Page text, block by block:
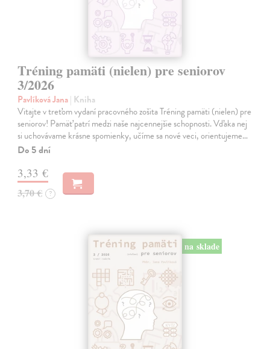
Tréning pamäti (nielen) pre seniorov
3/2026
Pavlíková Jana| Kniha
Vitajte v treťom vydaní pracovného zošita Tréning pamäti (nielen) pre
seniorov! Pamäť patrí medzi naše najcennejšie schopnosti. Vďaka nej
si uchovávame krásne spomienky, učíme sa nové veci, orientujeme…
Do 5 dní
3,33 €
3,70 € ?
na sklade